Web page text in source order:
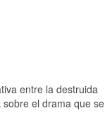
entre la destruida
el drama que se